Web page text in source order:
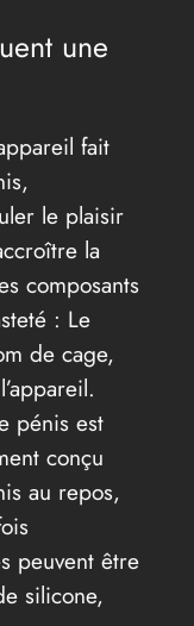
une
fait
le plaisir
la
composants
: Le
de cage,
pénis est
conçu
au repos,
peuvent être
silicone,